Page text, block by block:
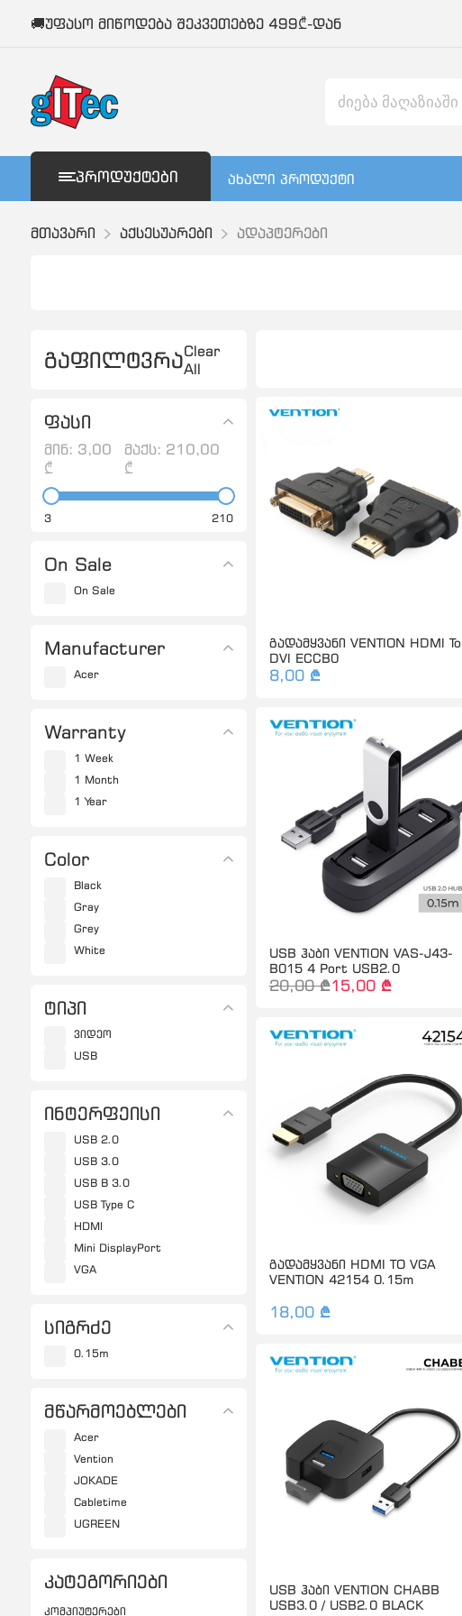
🚚უფასო მიწოდება შეკვეთებზე 499₾-დან
ᲞᲠᲝᲓᲣᲥᲢᲔᲑᲘ ახალი პროდუქტი
მთავარი აქსესუარები ადაპტერები
გაფილტვრაClear
All
ფასი
მინ: 3,00
₾
მაქს: 210,00
₾
3 210
On Sale
On Sale
Manufacturer
Acer
Warranty
1 Week
1 Month
1 Year
Color
Black
Gray
Grey
White
ტიპი
ვიდეო
USB
ინტერფეისი
USB 2.0
USB 3.0
USB B 3.0
USB Type C
HDMI
Mini DisplayPort
VGA
სიგრძე
0.15m
მწარმოებლები
Acer
Vention
JOKADE
Cabletime
UGREEN
კატეგორიები
კომპიუტერები
გადამყვანი VENTION HDMI To
DVI ECCB0
8,00 ₾
USB ჰაბი VENTION VAS-J43-
B015 4 Port USB2.0
20,00 ₾15,00 ₾
გადამყვანი HDMI TO VGA
VENTION 42154 0.15m
18,00 ₾
USB ჰაბი VENTION CHABB
USB3.0 / USB2.0 BLACK